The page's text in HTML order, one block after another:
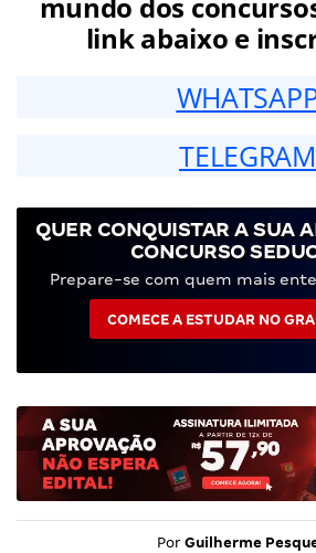
link abaixo e
TELEGRAM
QUER CONQUISTAR A SUA
CONCURSO
Prepare-se com quem mais
COMECE A ESTUDAR NO
Por Guilherme